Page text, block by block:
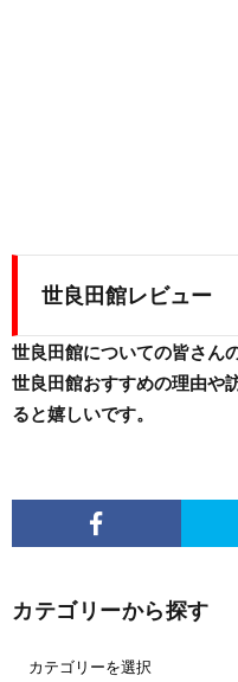
世良田館レビュー
世良田館についての皆さん
世良田館おすすめの理由や
ると嬉しいです。
カテゴリーから探す